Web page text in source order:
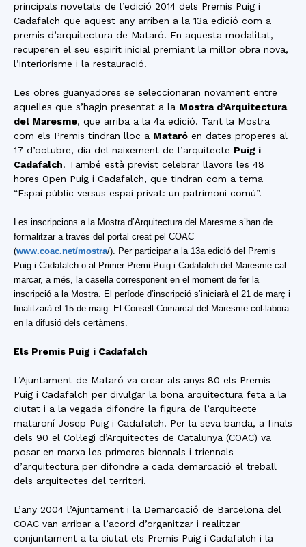
principals novetats de l’edició 2014 dels Premis Puig i
Cadafalch que aquest any arriben a la 13a edició com a
premis d’arquitectura de Mataró. En aquesta modalitat,
recuperen el seu espirit inicial premiant la millor obra nova,
l’interiorisme i la restauració.
Les obres guanyadores se seleccionaran novament entre
aquelles que s’hagin presentat a la Mostra d’Arquitectura
del Maresme, que arriba a la 4a edició. Tant la Mostra
com els Premis tindran lloc a Mataró en dates properes al
17 d’octubre, dia del naixement de l’arquitecte Puig i
Cadafalch. També està previst celebrar llavors les 48
hores Open Puig i Cadafalch, que tindran com a tema
“Espai públic versus espai privat: un patrimoni comú”.
Les inscripcions a la Mostra d’Arquitectura del Maresme s’han de
formalitzar a través del portal creat pel COAC
(www.coac.net/mostra/). Per participar a la 13a edició del Premis
Puig i Cadafalch o al Primer Premi Puig i Cadafalch del Maresme cal
marcar, a més, la casella corresponent en el moment de fer la
inscripció a la Mostra. El període d’inscripció s’iniciarà el 21 de març i
finalitzarà el 15 de maig. El Consell Comarcal del Maresme col·labora
en la difusió dels certàmens.
Els Premis Puig i Cadafalch
L’Ajuntament de Mataró va crear als anys 80 els Premis
Puig i Cadafalch per divulgar la bona arquitectura feta a la
ciutat i a la vegada difondre la figura de l’arquitecte
mataroní Josep Puig i Cadafalch. Per la seva banda, a finals
dels 90 el Col·legi d’Arquitectes de Catalunya (COAC) va
posar en marxa les primeres biennals i triennals
d’arquitectura per difondre a cada demarcació el treball
dels arquitectes del territori.
L’any 2004 l’Ajuntament i la Demarcació de Barcelona del
COAC van arribar a l’acord d’organitzar i realitzar
conjuntament a la ciutat els Premis Puig i Cadafalch i la